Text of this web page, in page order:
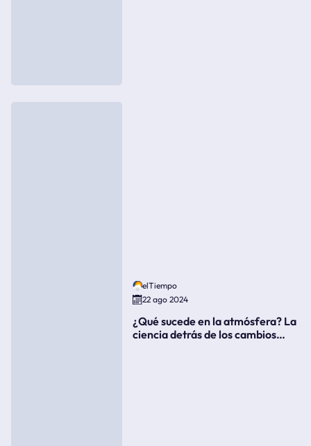
elTiempo
22 ago 2024
¿Qué sucede en la atmósfera? La
ciencia detrás de los cambios